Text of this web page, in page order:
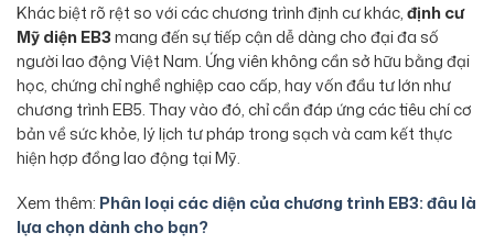
Khác biệt rõ rệt so với các chương trình định cư khác,định cư
Mỹ diện EB3mang đến sự tiếp cận dễ dàng cho đại đa số
người lao động Việt Nam. Ứng viên không cần sở hữu bằng đại
học, chứng chỉ nghề nghiệp cao cấp, hay vốn đầu tư lớn như
chương trình EB5. Thay vào đó, chỉ cần đáp ứng các tiêu chí cơ
bản về sức khỏe, lý lịch tư pháp trong sạch và cam kết thực
hiện hợp đồng lao động tại Mỹ.
Xem thêm: Phân loại các diện của chương trình EB3: đâu là
lựa chọn dành cho bạn?